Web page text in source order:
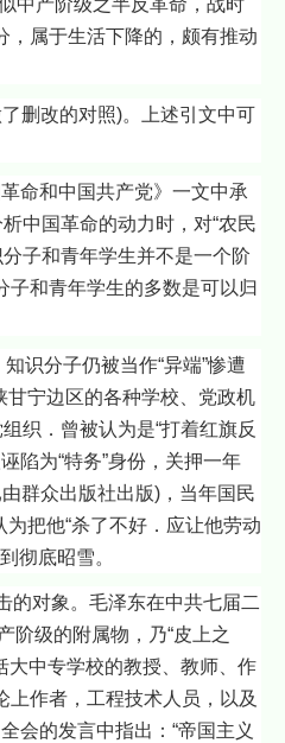
中产阶级之半反革命，战时
，属于生活下降的，颇有推动
改的对照)。上述引文中可
和中国共产党》一文中承
中国革命的动力时，对“农民
子和青年学生并不是一个阶
和青年学生的多数是可以归
识分子仍被当作“异端”惨遭
甘宁边区的各种学校、党政机
织．曾被认为是“打着红旗反
陷为“特务”身份，关押一年
群众出版社出版)，当年国民
把他“杀了不好．应让他劳动
彻底昭雪。
对象。毛泽东在中共七届二
阶级的附属物，乃“皮上之
大中专学校的教授、教师、作
作者，工程技术人员，以及
会的发言中指出：“帝国主义